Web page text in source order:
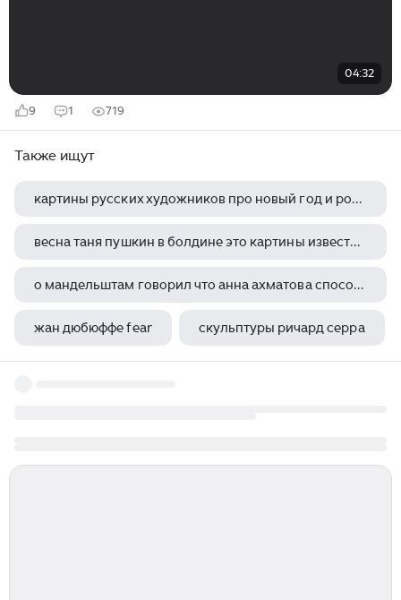
04:32
9 1 719
Также ищут
картины русских художников про новый год и рождество
весна таня пушкин в болдине это картины известного художника
о мандельштам говорил что анна ахматова способ цитирования
жан дюбюффе fear скульптуры ричард серра